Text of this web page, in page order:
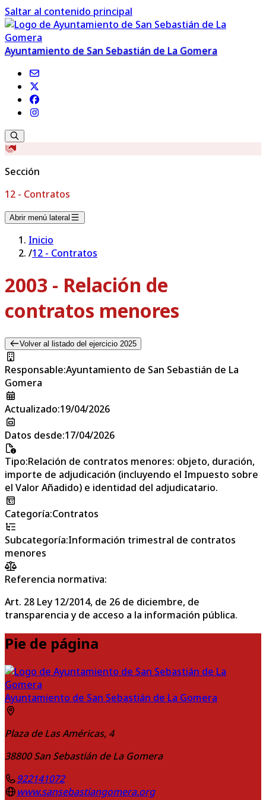
Saltar al contenido principal
Ayuntamiento de San Sebastián de La Gomera
Sección
12 - Contratos
Abrir menú lateral
Inicio
/12 - Contratos
2003 - Relación de
contratos menores
Volver al listado del ejercicio 2025
Responsable:Ayuntamiento de San Sebastián de La
Gomera
Actualizado:19/04/2026
Datos desde:17/04/2026
Tipo:Relación de contratos menores: objeto, duración,
importe de adjudicación (incluyendo el Impuesto sobre
el Valor Añadido) e identidad del adjudicatario.
Categoría:Contratos
Subcategoría:Información trimestral de contratos
menores
Referencia normativa:
Art. 28 Ley 12/2014, de 26 de diciembre, de
transparencia y de acceso a la información pública.
Pie de página
Ayuntamiento de San Sebastián de La Gomera
Plaza de Las Américas, 4
38800 San Sebastián de La Gomera
922141072
www.sansebastiangomera.org